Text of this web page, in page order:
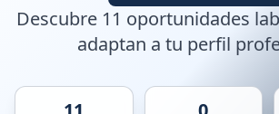
Descubre 11 oportunidades
adaptan a tu perfil